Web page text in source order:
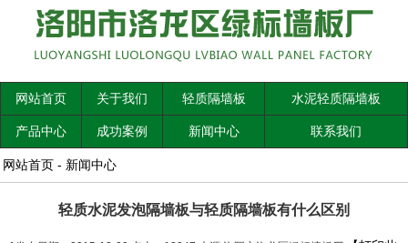
网站首页 关于我们 轻质隔墙板 水泥轻质隔墙板
产品中心 成功案例 新闻中心 联系我们
网站首页 - 新闻中心
轻质水泥发泡隔墙板与轻质隔墙板有什么区别